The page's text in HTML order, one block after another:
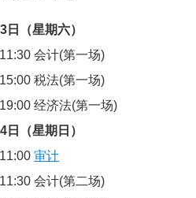
（星期六）
会计(第一场)
税法(第一场)
经济法(第一场)
（星期日）
审计
会计(第二场)